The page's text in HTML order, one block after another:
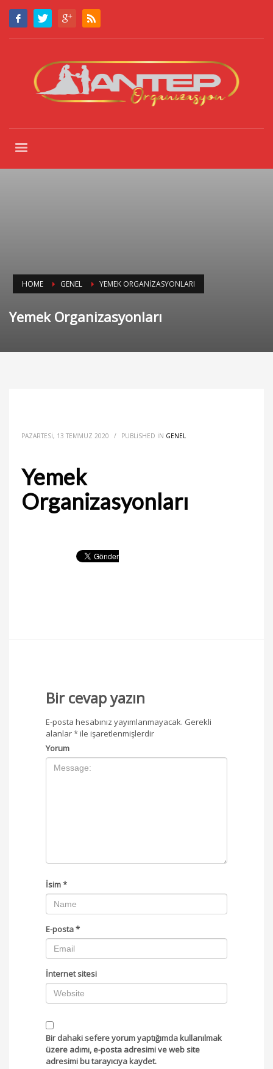
HOME GENEL YEMEK ORGANIZASYONLARI
Yemek Organizasyonları
PAZARTESI, 13 TEMMUZ 2020 / PUBLISHED IN GENEL
Yemek
Organizasyonları
Bir cevap yazın
E-posta hesabınız yayımlanmayacak. Gerekli
alanlar*ile işaretlenmişlerdir
Yorum
İsim*
E-posta*
İnternet sitesi
Bir dahaki sefere yorum yaptığımda kullanılmak
üzere adımı, e-posta adresimi ve web site
adresimi bu tarayıcıya kaydet.